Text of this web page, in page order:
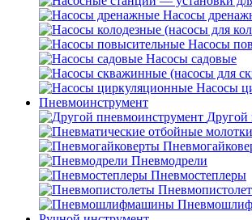
Насосы
Насосы
Насосы садовые
Насосы
Пневмоинструмент
Другой
Пневмодрели
Пневмостеплеры